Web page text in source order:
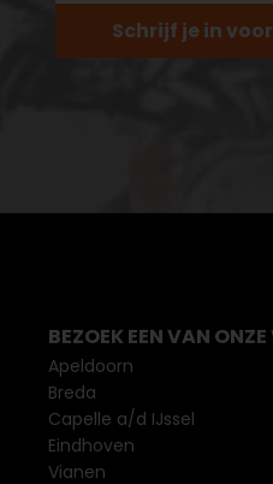
Schrijf je in
BEZOEK EEN VAN
Apeldoorn
Breda
Capelle a/d IJssel
Eindhoven
Vianen